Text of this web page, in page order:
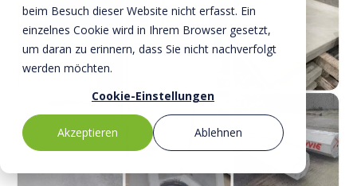
beim Besuch dieser Website nicht erfasst. Ein
einzelnes Cookie wird in Ihrem Browser gesetzt,
um daran zu erinnern, dass Sie nicht nachverfolgt
werden möchten.
Cookie-Einstellungen
Akzeptieren Ablehnen
Nachrichten & Medien
Arbeiten bei
Invie (CIRRCON)
Invie Nachrichten
Qualität
Kontakt